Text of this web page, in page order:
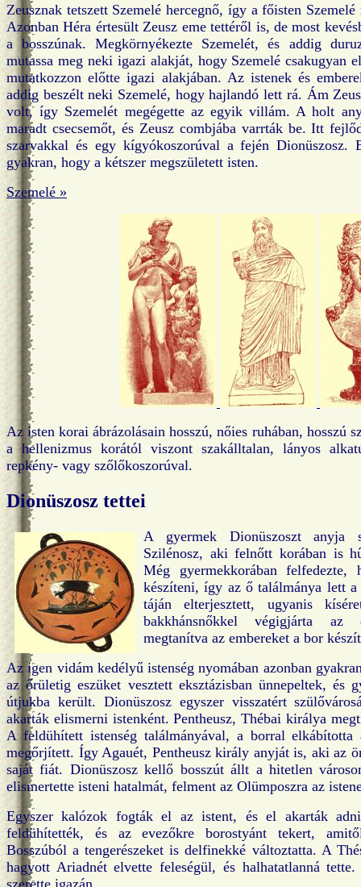
Zeusznak tetszett Szemelé hercegnő, így a főisten
Azonban Héra értesült Zeusz eme tettéről is, de most
a bosszúnak. Megkörnyékezte Szemelét, és addig
mutassa meg neki igazi alakját, hogy Szemelé csakugyan
mutatkozzon előtte igazi alakjában. Az istenek és
addig beszélt neki Szemelé, hogy hajlandó lett rá. Ám
volt, így Szemelét megégette az egyik villám. A holt
maradt csecsemőt, és Zeusz combjába varrták be. Itt
szarvakkal és egy kígyókoszorúval a fején Dionüszosz.
gyakran, hogy a kétszer megszületett isten.
Szemelé »
Az isten korai ábrázolásain hosszú, nőies ruhában, hosszú
a hellenizmus korától viszont szakálltalan, lányos
repkény- vagy szőlőkoszorúval.
Dionüszosz tettei
A gyermek Dionüszoszt anyja
Szilénosz, aki felnőtt korában is
Még gyermekkorában
készíteni, így az ő találmánya lett
táján elterjesztett, ugyanis
bakkhánsnőkkel végigjárta az
megtanítva az embereket a bor
Az igen vidám kedélyű istenség nyomában azonban
az őrületig eszüket vesztett eksztázisban ünnepeltek, és
útjukba került. Dionüszosz egyszer visszatért
akarták elismerni istenként. Pentheusz, Thébai királya
A feldühített istenség találmányával, a borral elkábította
megőrjített. Így Agauét, Pentheusz király anyját is, aki az
saját fiát. Dionüszosz kellő bosszút állt a hitetlen
elismertette isteni hatalmát, felment az Olümposzra az
Egyszer kalózok fogták el az istent, és el akarták adni
feldühítették, és az evezőkre borostyánt tekert,
Bosszúból a tengerészeket is delfinekké változtatta. A
hagyott Ariadnét elvette feleségül, és halhatatlanná
szerette igazán.